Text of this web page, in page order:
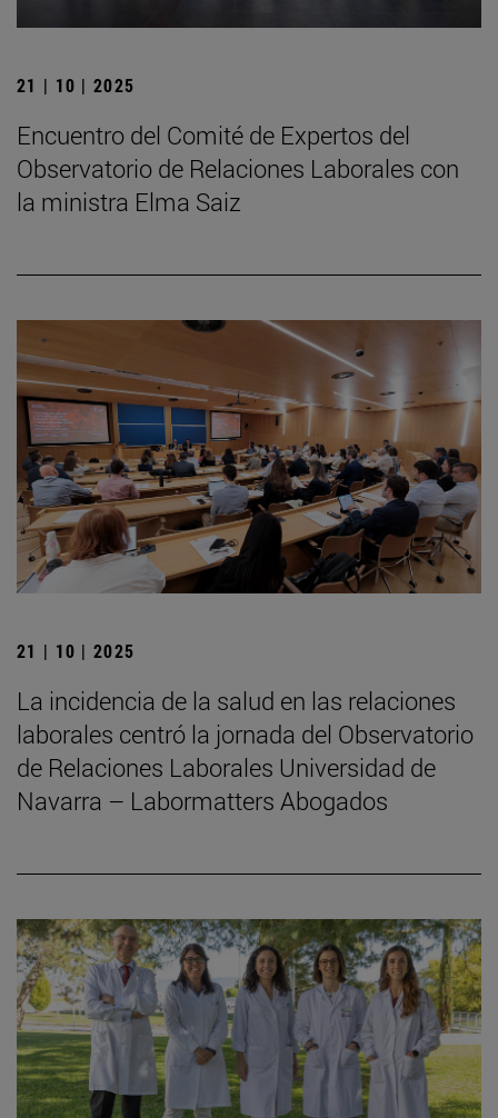
21 | 10 | 2025
Encuentro del Comité de Expertos del
Observatorio de Relaciones Laborales con
la ministra Elma Saiz
21 | 10 | 2025
La incidencia de la salud en las relaciones
laborales centró la jornada del Observatorio
de Relaciones Laborales Universidad de
Navarra – Labormatters Abogados